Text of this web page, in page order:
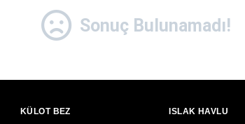
Sonuç Bulunamadı!
KÜLOT BEZ
ISLAK HAVLU